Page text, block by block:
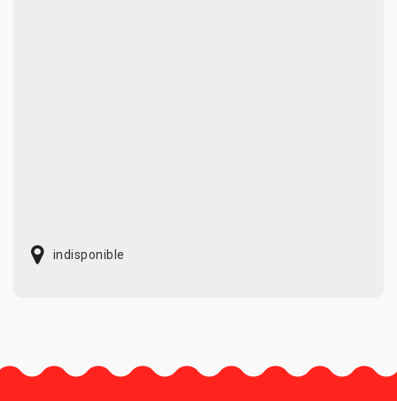
indisponible